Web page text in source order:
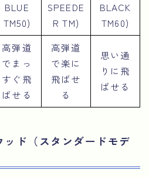
BLUE
TM50)
SPEEDE
R TM)
BLACK
TM60)
高弾道
でまっ
すぐ飛
ばせる
高弾道
で楽に
飛ばせ
る
思い通
りに飛
ばせる
ド（スタンダードモデ